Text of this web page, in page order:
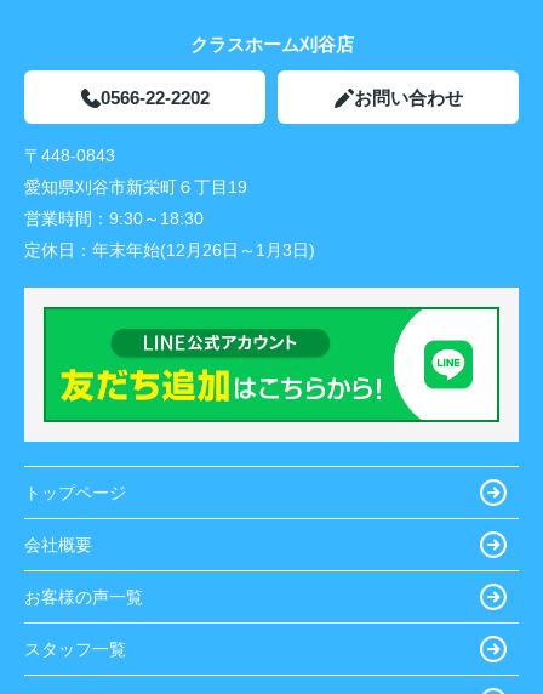
クラスホーム刈谷店
0566-22-2202 お問い合わせ
〒448-0843
愛知県刈谷市新栄町６丁目19
営業時間： 9:30～18:30
定休日： 年末年始(12月26日～1月3日)
トップページ
会社概要
お客様の声一覧
スタッフ一覧